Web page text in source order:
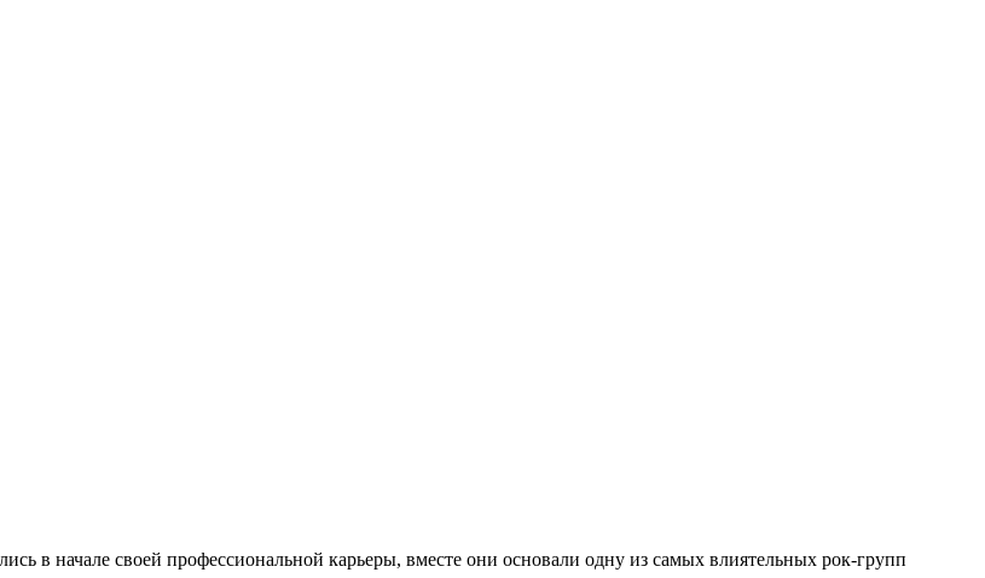
в начале своей профессиональной карьеры, вместе они основали одну из самых влиятельных рок-групп